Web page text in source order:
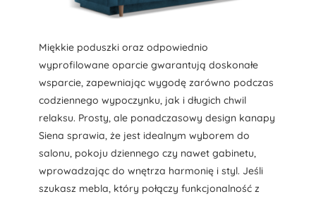
Miękkie poduszki oraz odpowiednio
wyprofilowane oparcie gwarantują doskonałe
wsparcie, zapewniając wygodę zarówno podczas
codziennego wypoczynku, jak i długich chwil
relaksu. Prosty, ale ponadczasowy design kanapy
Siena sprawia, że jest idealnym wyborem do
salonu, pokoju dziennego czy nawet gabinetu,
wprowadzając do wnętrza harmonię i styl. Jeśli
szukasz mebla, który połączy funkcjonalność z